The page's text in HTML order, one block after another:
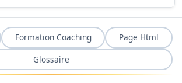
Formation Coaching
Page Html
Glossaire